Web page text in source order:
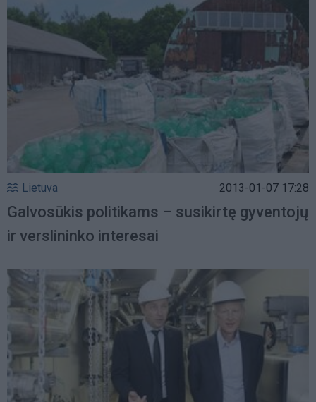
Lietuva 2013-01-07 17:28
Galvosūkis politikams – susikirtę gyventojų
ir verslininko interesai